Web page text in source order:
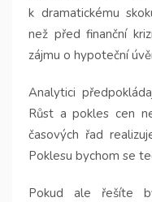
k dramatickému
než před finanční
zájmu o hypoteční
Analytici
Růst a pokles cen
časových řad
Poklesu bychom se
Pokud ale řešíte